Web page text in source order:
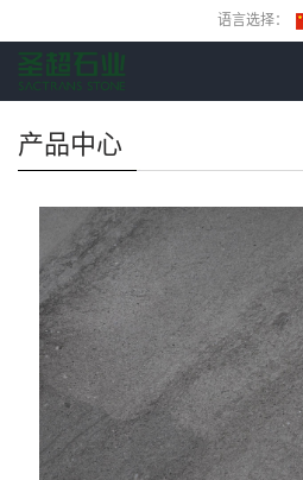
语言选择：
产品中心